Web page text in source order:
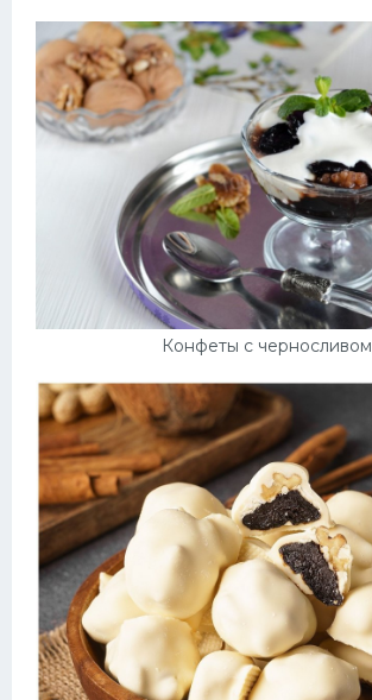
Конфеты с черносливом